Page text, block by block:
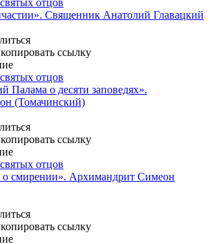
Священник Анатолий Главацкий
отцов
Палама о десяти заповедях».
(Томачинский)
отцов
смирении». Архимандрит Симеон